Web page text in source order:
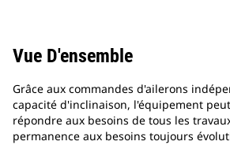
Vue D'ensemble
Grâce aux commandes d'ailerons
capacité d'inclinaison, l'équipement
répondre aux besoins de tous les
permanence aux besoins toujours